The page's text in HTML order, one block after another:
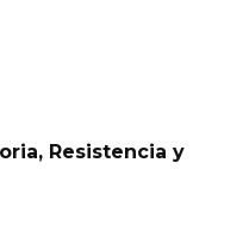
Resistencia y